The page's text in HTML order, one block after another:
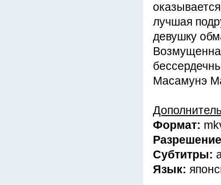
лучшая
девушку
Масамунэ
Формат:
Субтитры:
Язык: